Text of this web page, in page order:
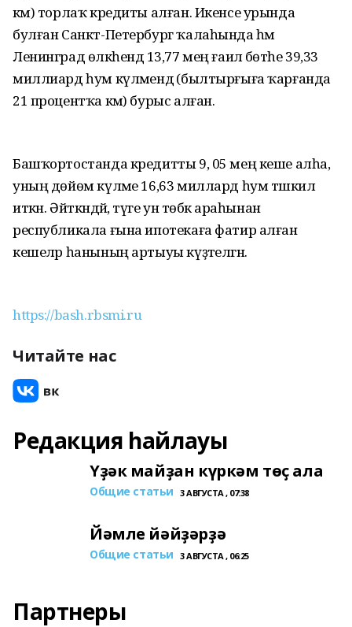
кәм) торлаҡ кредиты алған. Икенсе урында
булған Санкт-Петербург ҡалаһында һәм
Ленинград өлкәһендә 13,77 мең ғаилә бөтәһе 39,33
миллиард һум күләмендә (былтырғыға ҡарғанда
21 процентҡа кәм) бурыс алған.
Башҡортостанда кредитты 9, 05 мең кеше алһа,
уның дөйөм күләме 16,63 миллард һум тәшкил
иткән. Әйткәндәй, тәүге ун төбәк араһынан
республикала ғына ипотекаға фатир алған
кешеләр һанының артыуы күҙәтелгән.
https://bash.rbsmi.ru
Читайте нас
Редакция һайлауы
Үҙәк майҙан күркәм төҫ ала
Общие статьи 3 АВГУСТА , 07:38
Йәмле йәйҙәрҙә
Общие статьи 3 АВГУСТА , 06:25
Партнеры